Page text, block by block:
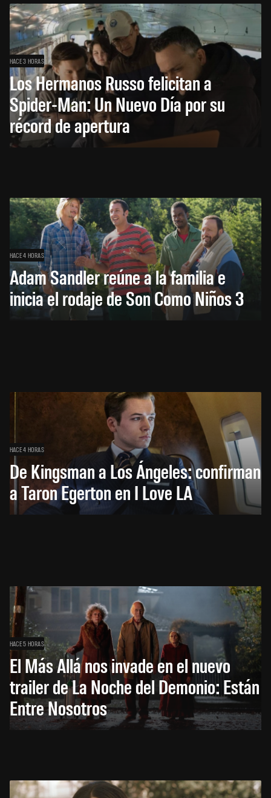
HACE 3 HORAS
Los Hermanos Russo felicitan a
Spider-Man: Un Nuevo Día por su
récord de apertura
HACE 4 HORAS
Adam Sandler reúne a la familia e
inicia el rodaje de Son Como Niños 3
HACE 4 HORAS
De Kingsman a Los Ángeles: confirman
a Taron Egerton en I Love LA
HACE 5 HORAS
El Más Allá nos invade en el nuevo
trailer de La Noche del Demonio: Están
Entre Nosotros